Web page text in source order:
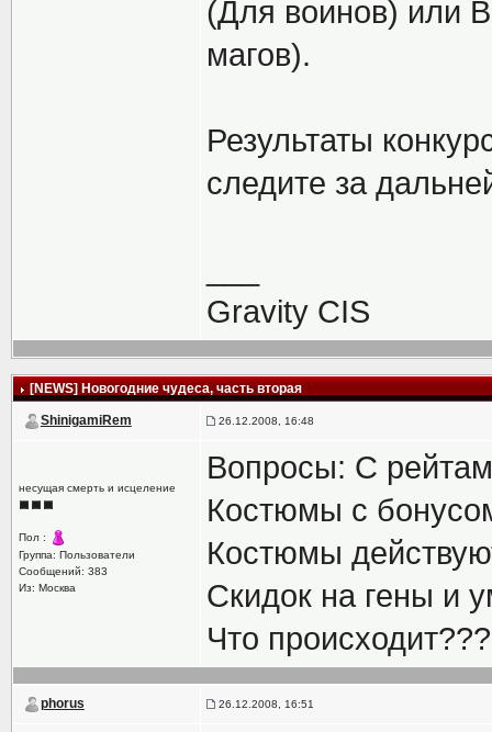
(Для воинов) или
магов).
Результаты
следите за
Gravity CIS
[NEWS] Новогодние чудеса, часть вторая
ShinigamiRem 26.12.2008, 16:48
несущая смерть и исцеление
Пол :
Группа: Пользователи
Сообщений: 383
Из: Москва
Вопросы: С
Костюмы с
Костюмы
Скидок на гены и
Что
phorus 26.12.2008, 16:51